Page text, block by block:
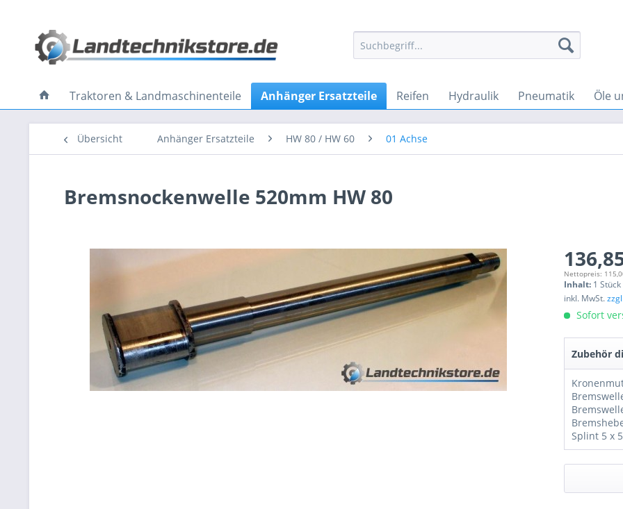
Traktoren & Landmaschinenteile Anhänger Ersatzteile Reifen Hydraulik Pneumatik Öle
Übersicht Anhänger Ersatzteile HW 80 / HW 60 01 Achse
Bremsnockenwelle 520mm HW 80
Nettopreis:
Inhalt: 1 Stück
inkl. MwSt.
Sofort
Zubehör
Splint 5 x